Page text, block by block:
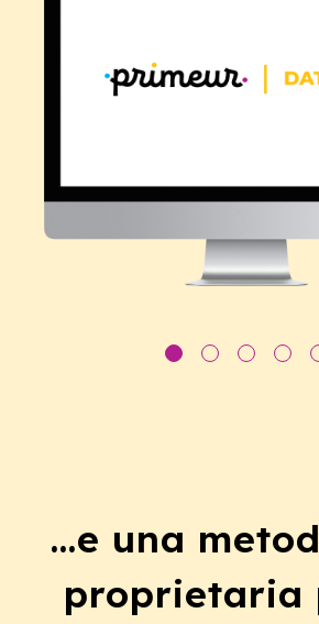
...e una
proprietaria